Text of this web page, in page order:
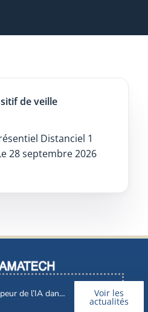
de veille
Distanciel 1
28 septembre 2026
dans nos métiers ? Voir les
actualités